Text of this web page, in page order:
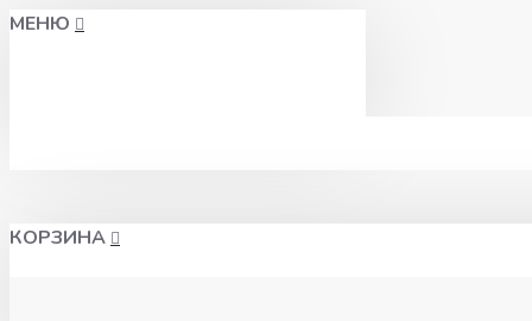
МЕНЮ
КОРЗИНА